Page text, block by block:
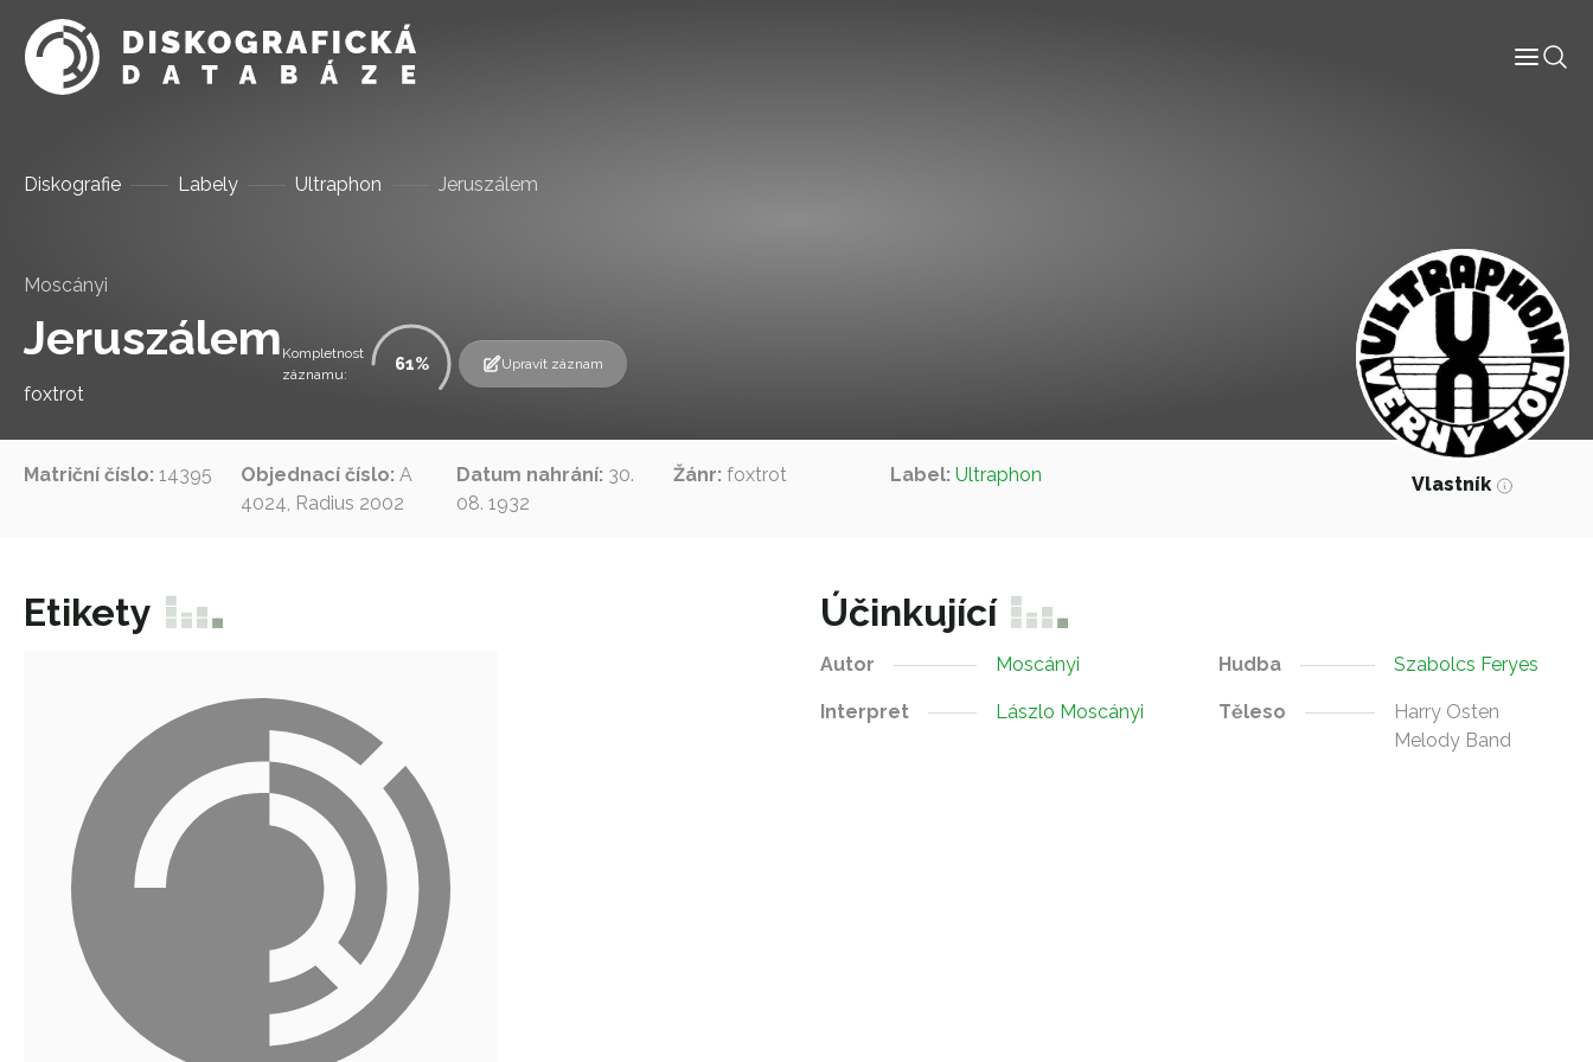
Slovník pojmů
Diskografie Labely Ultraphon Jeruszálem
Moscányi
Jeruszálem
foxtrot
Kompletnost
záznamu:
61 Upravit záznam
Vlastník
Matriční číslo: 14395 Objednací číslo: A
4024, Radius 2002
Datum nahrání: 30.
08. 1932
Žánr: foxtrot Label: Ultraphon
Etikety Účinkující
Autor Moscányi Hudba Szabolcs Feryes
Interpret Lászlo Moscányi Těleso
Harry Osten
Melody Band